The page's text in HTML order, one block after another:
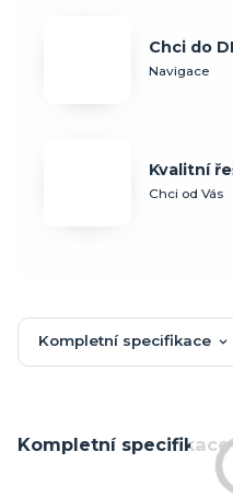
Chci do
Navigace
Kvalitní
Chci od Vás
Kompletní specifikace
Kompletní specifikace